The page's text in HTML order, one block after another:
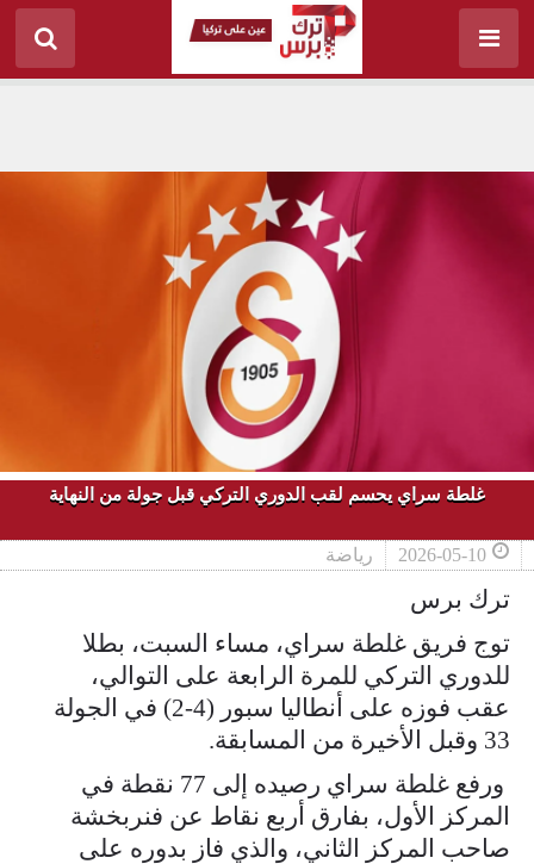
غلطة سراي يحسم لقب الدوري التركي قبل جولة من النهاية
2026-05-10 رياضة
ترك برس
توج فريق غلطة سراي، مساء السبت، بطلا
للدوري التركي للمرة الرابعة على التوالي،
عقب فوزه على أنطاليا سبور (4-2) في الجولة
33 وقبل الأخيرة من المسابقة.
ورفع غلطة سراي رصيده إلى 77 نقطة في
المركز الأول، بفارق أربع نقاط عن فنربخشة
صاحب المركز الثاني، والذي فاز بدوره على